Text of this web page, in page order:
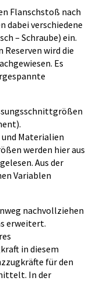
Flanschstoß nach
dabei verschiedene
– Schraube) ein.
wird die
Es
Materialien
werden hier aus
Aus der
Variablen
nachvollziehen
erweitert.
in diesem
für den
In der